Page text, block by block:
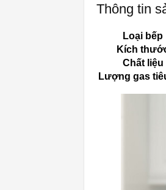
Thông tin
Loại bếp
Kích
Chất liệu
Lượng gas